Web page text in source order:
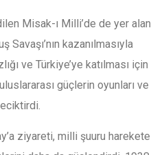
Misak-ı Milli’de de yer alan
Savaşı’nın kazanılmasıyla
ve Türkiye’ye katılması için
güçlerin oyunları ve
ziyareti, milli şuuru harekete